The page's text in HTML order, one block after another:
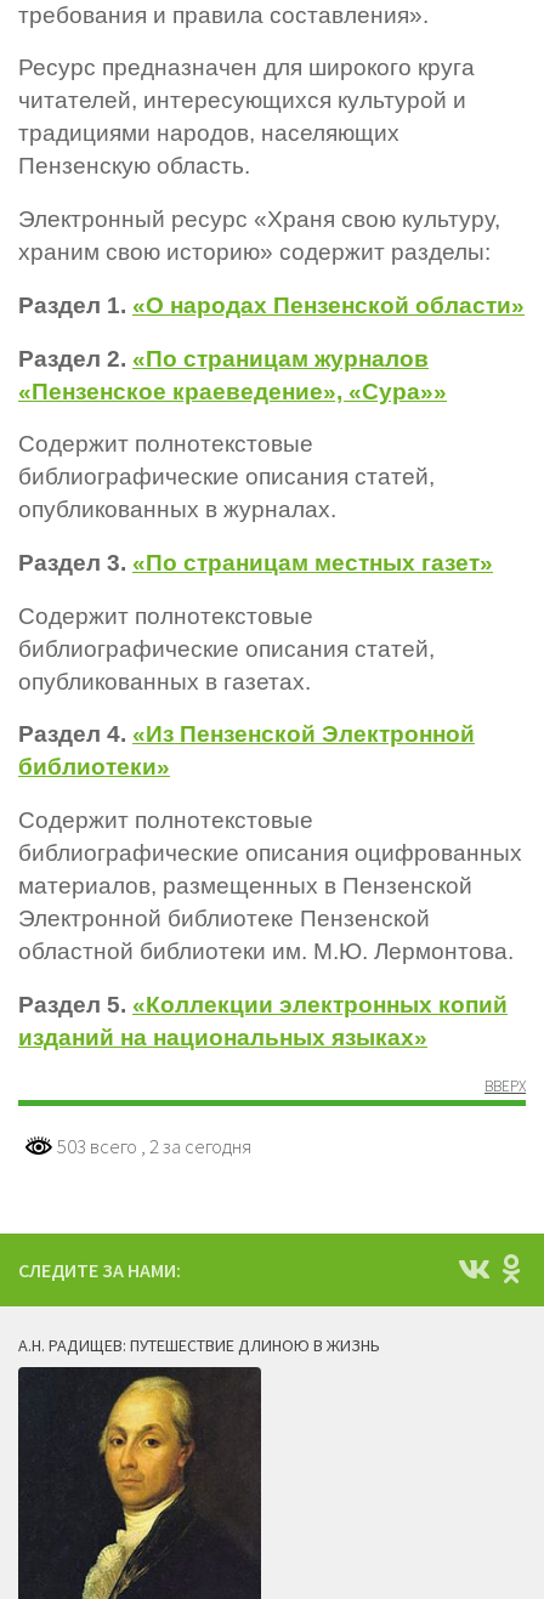
требования и правила составления».
Ресурс предназначен для широкого круга
читателей, интересующихся культурой и
традициями народов, населяющих
Пензенскую область.
Электронный ресурс «Храня свою культуру,
храним свою историю» содержит разделы:
Раздел 1. «О народах Пензенской области»
Раздел 2. «По страницам журналов
«Пензенское краеведение», «Сура»»
Содержит полнотекстовые
библиографические описания статей,
опубликованных в журналах.
Раздел 3. «По страницам местных газет»
Содержит полнотекстовые
библиографические описания статей,
опубликованных в газетах.
Раздел 4. «Из Пензенской Электронной
библиотеки»
Содержит полнотекстовые
библиографические описания оцифрованных
материалов, размещенных в Пензенской
Электронной библиотеке Пензенской
областной библиотеки им. М.Ю. Лермонтова.
Раздел 5. «Коллекции электронных копий
изданий на национальных языках»
ВВЕРХ
503 всего , 2 за сегодня
СЛЕДИТЕ ЗА НАМИ:
А.Н. РАДИЩЕВ: ПУТЕШЕСТВИЕ ДЛИНОЮ В ЖИЗНЬ